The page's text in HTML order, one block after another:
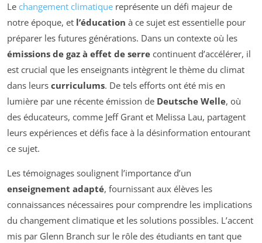
Le changement climatique représente un défi majeur de
notre époque, et l’éducation à ce sujet est essentielle pour
préparer les futures générations. Dans un contexte où les
émissions de gaz à effet de serre continuent d’accélérer, il
est crucial que les enseignants intègrent le thème du climat
dans leurs curriculums. De tels efforts ont été mis en
lumière par une récente émission de Deutsche Welle, où
des éducateurs, comme Jeff Grant et Melissa Lau, partagent
leurs expériences et défis face à la désinformation entourant
ce sujet.
Les témoignages soulignent l’importance d’un
enseignement adapté, fournissant aux élèves les
connaissances nécessaires pour comprendre les implications
du changement climatique et les solutions possibles. L’accent
mis par Glenn Branch sur le rôle des étudiants en tant que